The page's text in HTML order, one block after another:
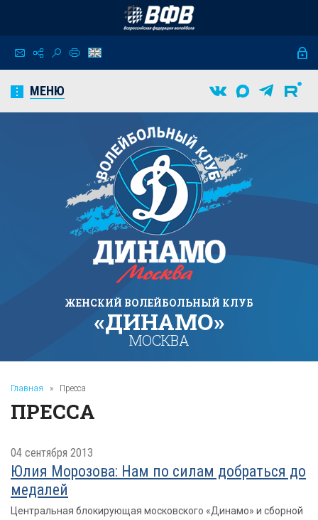
МЕНЮ
ЖЕНСКИЙ ВОЛЕЙБОЛЬНЫЙ КЛУБ
«ДИНАМО»
МОСКВА
Главная » Пресса
ПРЕССА
04 сентября 2013
Юлия Морозова: Нам по силам добраться до
медалей
Центральная блокирующая московского «Динамо» и сборной